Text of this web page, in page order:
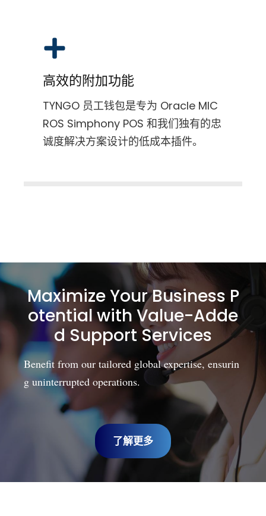
高效的附加功能
TYNGO 员工钱包是专为 Oracle MIC
ROS Simphony POS 和我们独有的忠
诚度解决方案设计的低成本插件。
Maximize Your Business P
otential with Value-Adde
d Support Services
Benefit from our tailored global expertise, ensurin
g uninterrupted operations.
了解更多